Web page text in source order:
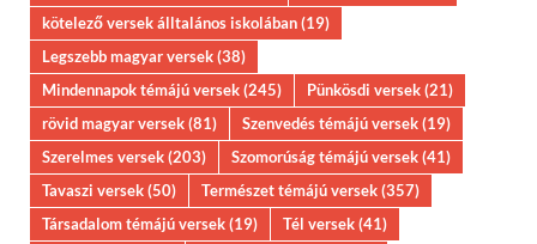
kötelező versek álltalános iskolában(19)
Legszebb magyar versek(38)
Mindennapok témájú versek(245) Pünkösdi versek(21)
rövid magyar versek(81) Szenvedés témájú versek(19)
Szerelmes versek(203) Szomorúság témájú versek(41)
Tavaszi versek(50) Természet témájú versek(357)
Társadalom témájú versek(19) Tél versek(41)